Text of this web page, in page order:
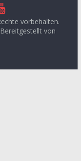
2024(3)
Juni 2024(3)
April 2024(2)
vorbehalten.
von